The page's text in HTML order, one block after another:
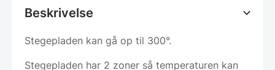
Beskrivelse
Stegepladen kan gå op til 300°.
Stegepladen har 2 zoner så temperaturen kan